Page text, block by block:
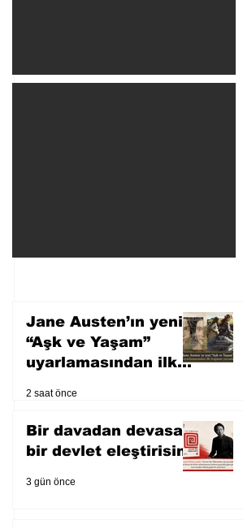
Jane Austen’ın yeni
“Aşk ve Yaşam”
uyarlamasından ilk
2 saat önce
Bir davadan devasa
bir devlet eleştirisine
3 gün önce